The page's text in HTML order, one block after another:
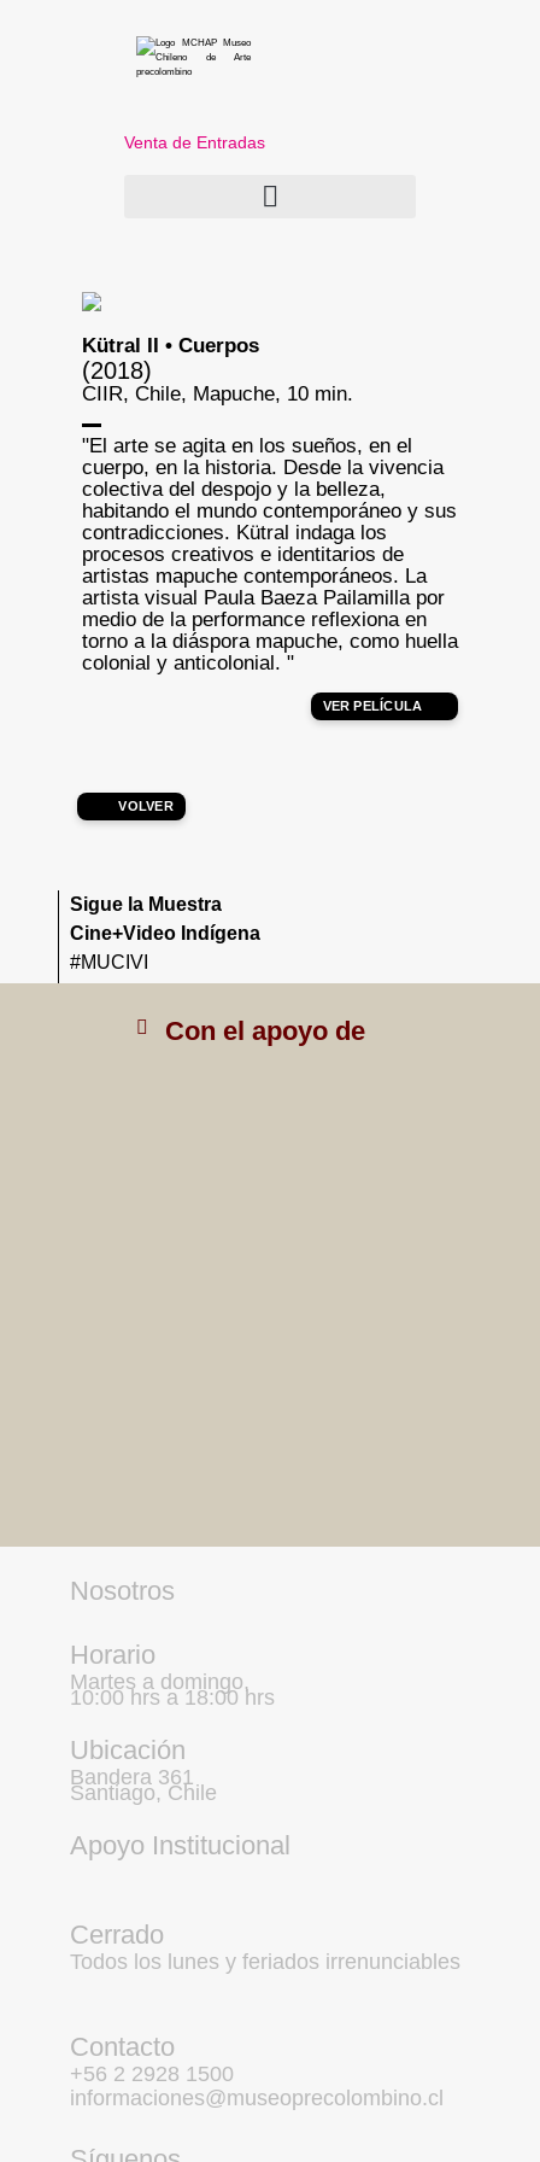
Venta de Entradas
Kütral II • Cuerpos
(2018)
CIIR, Chile, Mapuche, 10 min.
"El arte se agita en los sueños, en el
cuerpo, en la historia. Desde la vivencia
colectiva del despojo y la belleza,
habitando el mundo contemporáneo y sus
contradicciones. Kütral indaga los
procesos creativos e identitarios de
artistas mapuche contemporáneos. La
artista visual Paula Baeza Pailamilla por
medio de la performance reflexiona en
torno a la diáspora mapuche, como huella
colonial y anticolonial. "
VER PELÍCULA
VOLVER
Sigue la Muestra
Cine+Video Indígena
#MUCIVI
Con el apoyo de
Nosotros
Horario
Martes a domingo,
10:00 hrs a 18:00 hrs
Ubicación
Bandera 361
Santiago, Chile
Apoyo Institucional
Cerrado
Todos los lunes y feriados irrenunciables
Contacto
+56 2 2928 1500
informaciones@museoprecolombino.cl